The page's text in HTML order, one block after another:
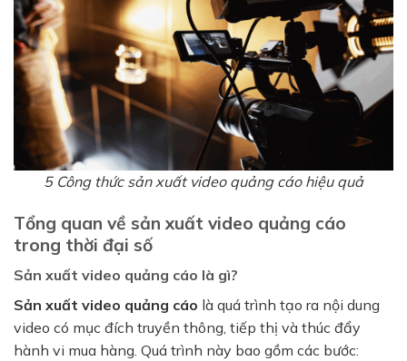
5 Công thức sản xuất video quảng cáo hiệu quả
Tổng quan về sản xuất video quảng cáo
trong thời đại số
Sản xuất video quảng cáo là gì?
Sản xuất video quảng cáo là quá trình tạo ra nội dung
video có mục đích truyền thông, tiếp thị và thúc đẩy
hành vi mua hàng. Quá trình này bao gồm các bước: